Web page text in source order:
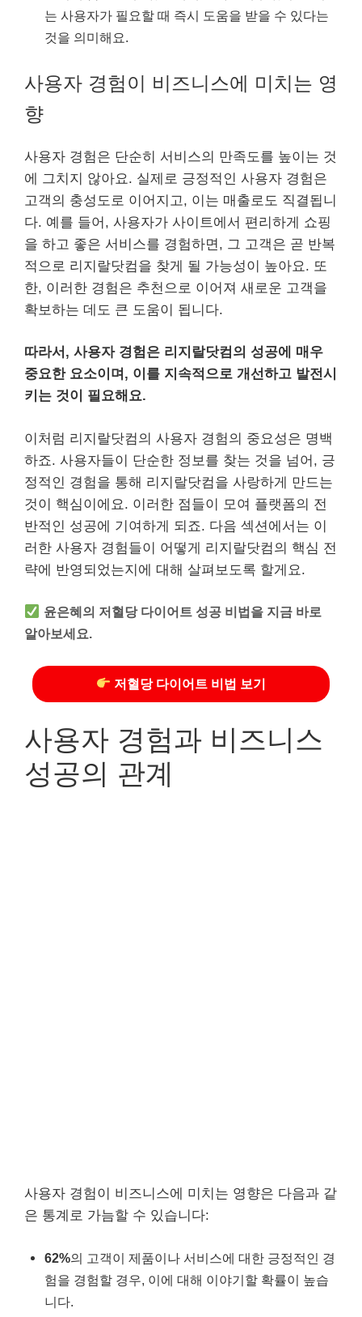
는 사용자가 필요할 때 즉시 도움을 받을 수 있다는
것을 의미해요.
사용자 경험이 비즈니스에 미치는 영
향
사용자 경험은 단순히 서비스의 만족도를 높이는 것
에 그치지 않아요. 실제로 긍정적인 사용자 경험은
고객의 충성도로 이어지고, 이는 매출로도 직결됩니
다. 예를 들어, 사용자가 사이트에서 편리하게 쇼핑
을 하고 좋은 서비스를 경험하면, 그 고객은 곧 반복
적으로 리지랄닷컴을 찾게 될 가능성이 높아요. 또
한, 이러한 경험은 추천으로 이어져 새로운 고객을
확보하는 데도 큰 도움이 됩니다.
따라서, 사용자 경험은 리지랄닷컴의 성공에 매우
중요한 요소이며, 이를 지속적으로 개선하고 발전시
키는 것이 필요해요.
이처럼 리지랄닷컴의 사용자 경험의 중요성은 명백
하죠. 사용자들이 단순한 정보를 찾는 것을 넘어, 긍
정적인 경험을 통해 리지랄닷컴을 사랑하게 만드는
것이 핵심이에요. 이러한 점들이 모여 플랫폼의 전
반적인 성공에 기여하게 되죠. 다음 섹션에서는 이
러한 사용자 경험들이 어떻게 리지랄닷컴의 핵심 전
략에 반영되었는지에 대해 살펴보도록 할게요.
윤은혜의 저혈당 다이어트 성공 비법을 지금 바로
알아보세요.
저혈당 다이어트 비법 보기
사용자 경험과 비즈니스
성공의 관계
사용자 경험이 비즈니스에 미치는 영향은 다음과 같
은 통계로 가늠할 수 있습니다:
62%의 고객이 제품이나 서비스에 대한 긍정적인 경
험을 경험할 경우, 이에 대해 이야기할 확률이 높습
니다.